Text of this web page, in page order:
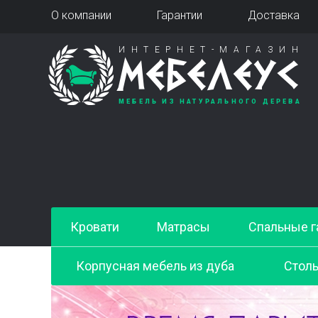
О компании Гарантии Доставка
ИНТЕРНЕТ-МАГАЗИН
МЕБЕЛЕУС
МЕБЕЛЬ ИЗ НАТУРАЛЬНОГО ДЕРЕВА
Кровати Матрасы Спальные
Корпусная мебель из дуба